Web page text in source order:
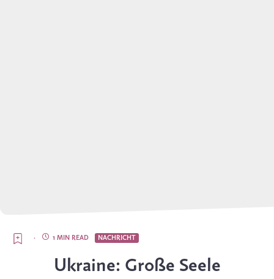
NACHRICHT
1 MIN READ
·
Ukraine: Große Seele